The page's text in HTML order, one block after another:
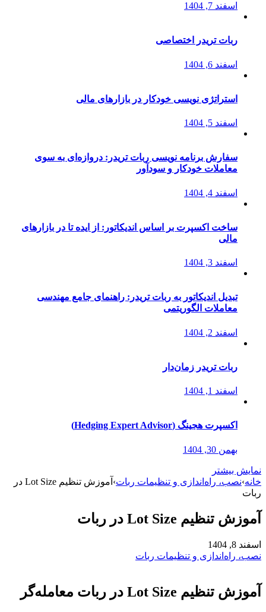
اسفند 7, 1404
ربات تریدر اختصاصی
اسفند 6, 1404
استراتژی‌ نویسی خودکار در بازارهای مالی
اسفند 5, 1404
سفارش برنامه نویسی ربات تریدر: دروازه‌ای به سوی
معاملات خودکار و سودآور
اسفند 4, 1404
ساخت اکسپرت بر اساس اندیکاتور: از ایده تا در بازارهای
مالی
اسفند 3, 1404
تبدیل اندیکاتور به ربات تریدر: راهنمای جامع مهندسی
معاملات الگوریتمی
اسفند 2, 1404
ربات تریدر زمان‌دار
اسفند 1, 1404
اکسپرت هجینگ (Hedging Expert Advisor)
بهمن 30, 1404
نمایش بیشتر
خانه›نصب، راه‌اندازی و تنظیمات ربات›
آموزش تنظیم Lot Size در
ربات
آموزش تنظیم Lot Size در ربات
اسفند 8, 1404
نصب، راه‌اندازی و تنظیمات ربات
آموزش تنظیم Lot Size در ربات معامله‌گر